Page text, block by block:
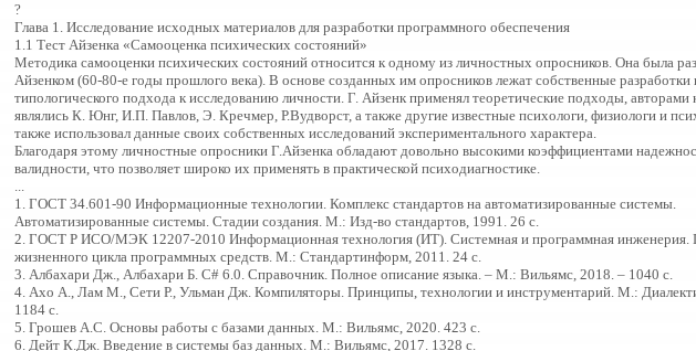
?
Глава 1. Исследование исходных материалов для разработки программного обеспечения
1.1 Тест Айзенка «Самооценка психических состояний»
Методика самооценки психических состояний относится к одному из личностных опросников. Она была
Айзенком (60-80-е годы прошлого века). В основе созданных им опросников лежат собственные разработки
типологического подхода к исследованию личности. Г. Айзенк применял теоретические подходы, авторами
являлись К. Юнг, И.П. Павлов, Э. Кречмер, Р.Вудворст, а также другие известные психологи, физиологи и
также использовал данные своих собственных исследований экспериментального характера.
Благодаря этому личностные опросники Г.Айзенка обладают довольно высокими коэффициентами
валидности, что позволяет широко их применять в практической психодиагностике.
...
1. ГОСТ 34.601-90 Информационные технологии. Комплекс стандартов на автоматизированные системы.
Автоматизированные системы. Стадии создания. М.: Изд-во стандартов, 1991. 26 c.
2. ГОСТ Р ИСО/МЭК 12207-2010 Информационная технология (ИТ). Системная и программная инженерия.
жизненного цикла программных средств. М.: Стандартинформ, 2011. 24 c.
3. Албахари Дж., Албахари Б. C# 6.0. Справочник. Полное описание языка. – М.: Вильямс, 2018. – 1040 с.
4. Ахо А., Лам М., Сети Р., Ульман Дж. Компиляторы. Принципы, технологии и инструментарий. М.:
1184 с.
5. Грошев А.С. Основы работы с базами данных. М.: Вильямс, 2020. 423 с.
6. Дейт К.Дж. Введение в системы баз данных. М.: Вильямс, 2017. 1328 с.